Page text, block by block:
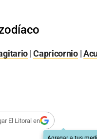
|Capricornio|
El Litoral en